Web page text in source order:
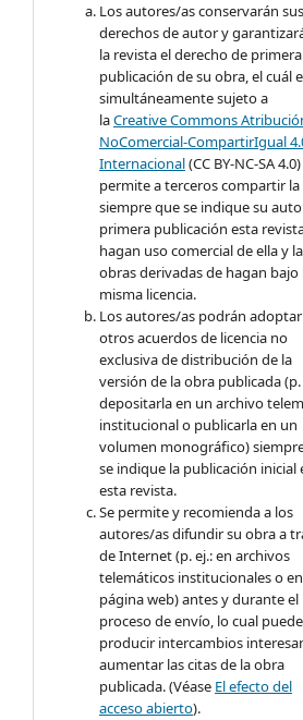
Los autores/as conservarán sus
derechos de autor y
la revista el derecho de primera
publicación de su obra, el cuál
simultáneamente sujeto a
laCreative Commons
NoComercial-CompartirIgual
Internacional(CC BY-NC-SA
permite a terceros compartir
siempre que se indique su
primera publicación esta
hagan uso comercial de ella y
obras derivadas de hagan bajo
misma licencia.
Los autores/as podrán adoptar
otros acuerdos de licencia no
exclusiva de distribución de la
versión de la obra publicada (p.
depositarla en un archivo
institucional o publicarla en un
volumen monográfico)
se indique la publicación inicial
esta revista.
Se permite y recomienda a los
autores/as difundir su obra a
de Internet (p. ej.: en archivos
telemáticos institucionales o
página web) antes y durante el
proceso de envío, lo cual puede
producir intercambios
aumentar las citas de la obra
publicada. (Véase El efecto del
acceso abierto).